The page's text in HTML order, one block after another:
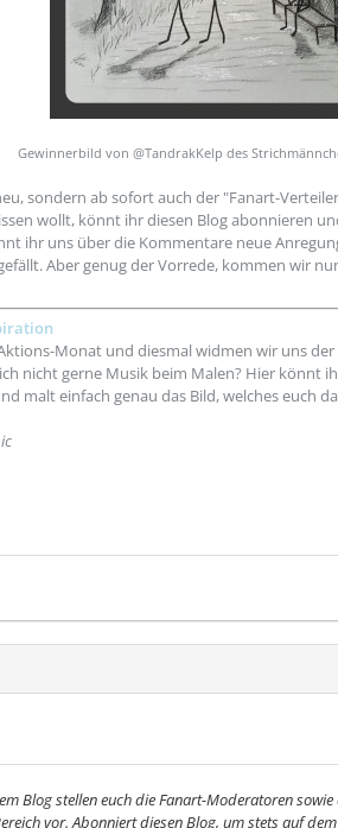
Gewinnerbild von @TandrakKelp des
sondern ab sofort auch der "Fanart-
wollt, könnt ihr diesen Blog abonnieren
ihr uns über die Kommentare neue
Aber genug der Vorrede, kommen wir
Monat und diesmal widmen wir uns
nicht gerne Musik beim Malen? Hier könnt
malt einfach genau das Bild, welches euch
Blog stellen euch die Fanart-Moderatoren
vor. Abonniert diesen Blog, um stets auf